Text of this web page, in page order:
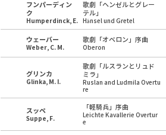
フンパーディン
ク
Humperdinck, E.
歌劇「ヘンゼルとグレー
テル」
Hänsel und Gretel
ウェーバー
Weber, C. M.
歌劇「オベロン」序曲
Oberon
グリンカ
Glinka, M. I.
歌劇「ルスランとリュド
ミラ」
Ruslan and Ludmila Overtu
re
スッペ
Suppe, F.
「軽騎兵」序曲
Leichte Kavallerie Overtur
e